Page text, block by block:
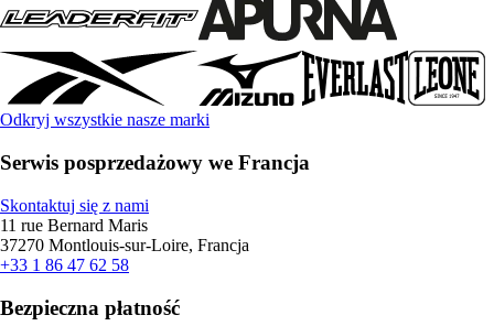
Odkryj wszystkie nasze marki
Serwis posprzedażowy we Francja
Skontaktuj się z nami
11 rue Bernard Maris
37270 Montlouis-sur-Loire, Francja
+33 1 86 47 62 58
Bezpieczna płatność